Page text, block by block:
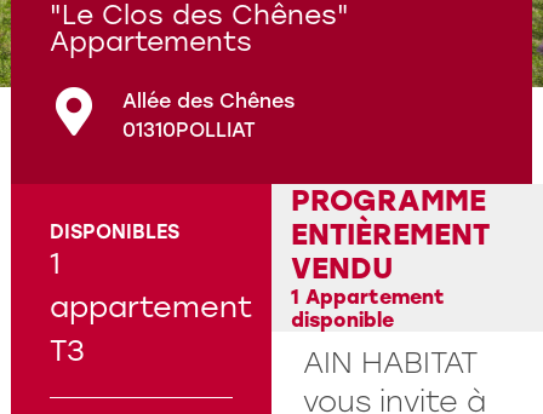
"Le Clos des Chênes"
Appartements
Allée des Chênes
01310POLLIAT
DISPONIBLES
1
appartement
T3
PROGRAMME
ENTIÈREMENT
VENDU
1 Appartement
disponible
AIN HABITAT
vous invite à